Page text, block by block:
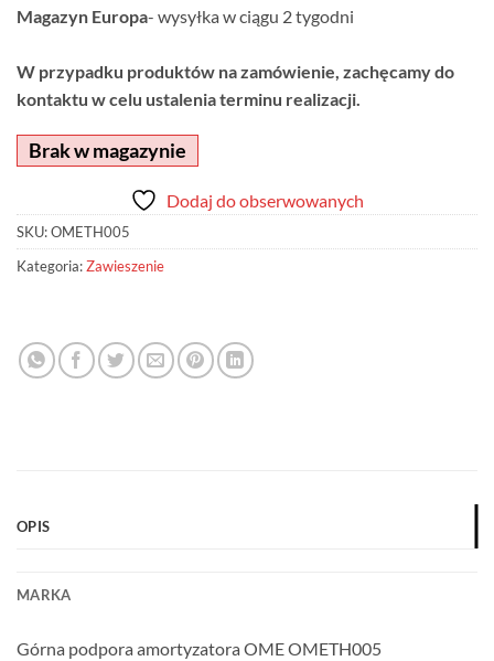
Magazyn Europa- wysyłka w ciągu 2 tygodni
W przypadku produktów na zamówienie, zachęcamy do
kontaktu w celu ustalenia terminu realizacji.
Brak w magazynie
Dodaj do obserwowanych
SKU:OMETH005
Kategoria:Zawieszenie
OPIS
MARKA
Górna podpora amortyzatora OME OMETH005